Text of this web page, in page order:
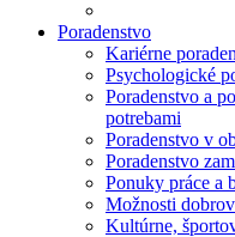
Poradenstvo
Kariérne
Psychologické
Poradenstvo a
potrebami
Poradenstvo v
Poradenstvo
Ponuky práce a
Možnosti
Kultúrne,